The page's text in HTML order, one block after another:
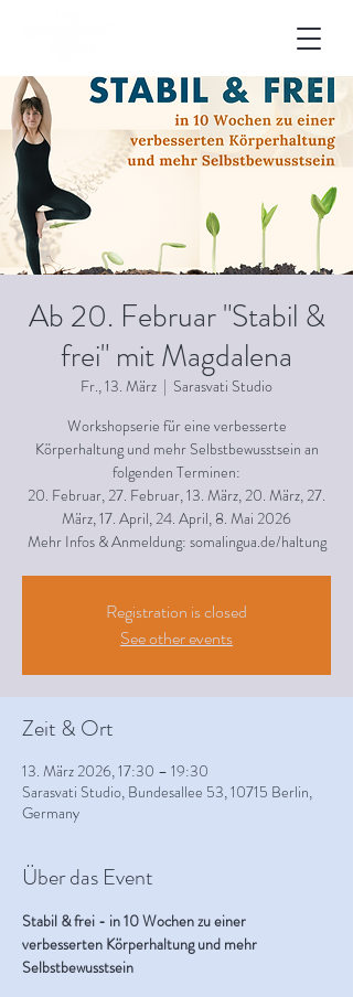
Ab 20. Februar "Stabil &
frei" mit Magdalena
Fr., 13. März
  |
Sarasvati Studio
Workshopserie für eine verbesserte
Körperhaltung und mehr Selbstbewusstsein an
folgenden Terminen:
20. Februar, 27. Februar, 13. März, 20. März, 27.
März, 17. April, 24. April, 8. Mai 2026
Mehr Infos & Anmeldung: somalingua.de/haltung
Registration is closed
See other events
Zeit & Ort
13. März 2026, 17:30 – 19:30
Sarasvati Studio, Bundesallee 53, 10715 Berlin,
Germany
Über das Event
Stabil & frei - in 10 Wochen zu einer
verbesserten Körperhaltung und mehr
Selbstbewusstsein